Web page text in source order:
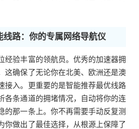
线路：你的专属网络导航仪
经验丰富的领航员。优秀的加速器拥
这确保了无论你在北美、欧洲还是澳
接入。更重要的是智能推荐最优线路
各条通道的拥堵情况，自动将你的连
的那一条上。你不再需要手动反复测
你做出了最佳选择，从根源上保障了